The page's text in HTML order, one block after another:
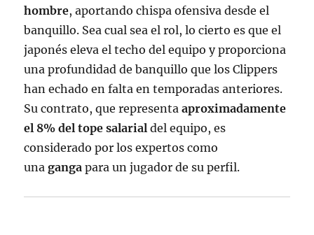
hombre, aportando chispa ofensiva desde el
banquillo. Sea cual sea el rol, lo cierto es que el
japonés eleva el techo del equipo y proporciona
una profundidad de banquillo que los Clippers
han echado en falta en temporadas anteriores.
Su contrato, que representaaproximadamente
el 8% del tope salarial del equipo, es
considerado por los expertos como
unaganga para un jugador de su perfil.